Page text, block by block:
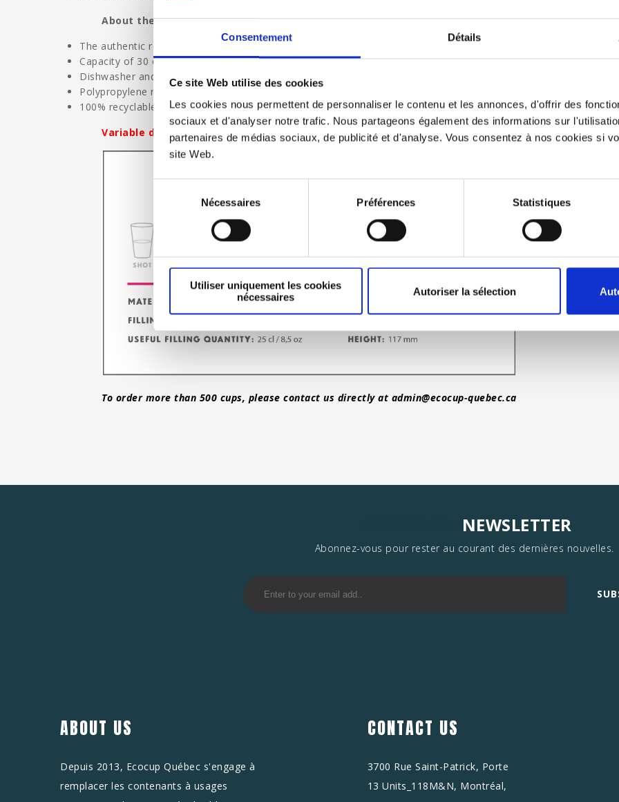
Consentement Détails
Ce site Web utilise des cookies
Les cookies nous permettent de personnaliser le contenu et les annonces, d'offrir des
sociaux et d'analyser notre trafic. Nous partageons également des informations sur
partenaires de médias sociaux, de publicité et d'analyse. Vous consentez à nos cookies si
site Web.
consentement
Nécessaires Préférences Statistiques
Utiliser uniquement les cookies
nécessaires
Autoriser la sélection
About the ecocup:
The authentic reusable and ecological ecocup
Capacity of 30 cl and height of 11.3 cm
Dishwasher and microwave safe
Polypropylene material without bisphenol A
100% recyclable
Variable delivery time: contact us with the chat leaving your E-mail to get the current time.
To order more than 500 cups, please contact us directly at admin@ecocup-quebec.ca
NEWSLETTER
Abonnez-vous pour rester au courant des dernières nouvelles.
ABOUT US
Depuis 2013, Ecocup Québec s'engage à
remplacer les contenants à usages
CONTACT US
3700 Rue Saint-Patrick, Porte
13 Units_118M&N, Montréal,